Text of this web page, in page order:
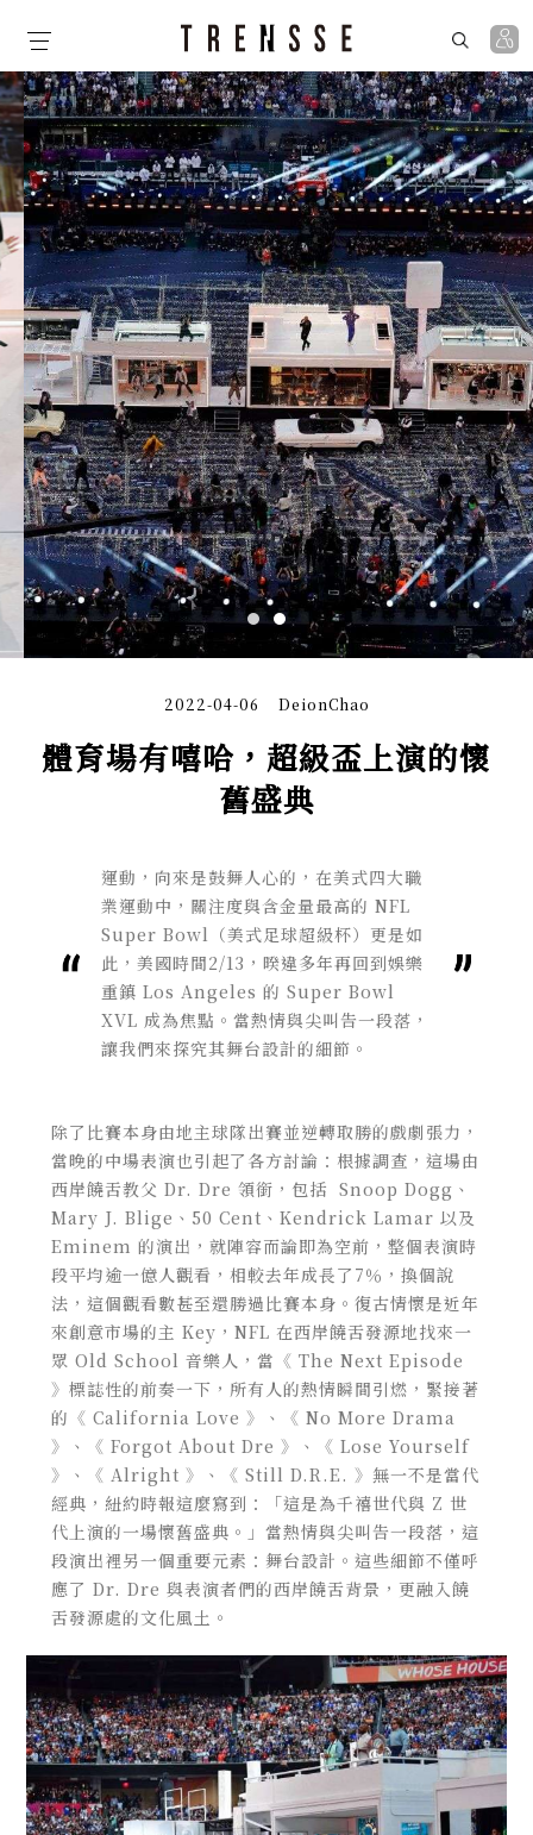
體育場有嘻哈，超級盃上演的懷
舊盛典
DeionChao
2022-04-06
運動，向來是鼓舞人心的，在美式四大職
業運動中，關注度與含金量最高的 NFL
Super Bowl（美式足球超級杯）更是如
此，美國時間2/13，暌違多年再回到娛樂
重鎮 Los Angeles 的 Super Bowl
XVL 成為焦點。當熱情與尖叫告一段落，
讓我們來探究其舞台設計的細節。
除了比賽本身由地主球隊出賽並逆轉取勝的戲劇張力，
當晚的中場表演也引起了各方討論：根據調查，這場由
西岸饒舌教父 Dr. Dre 領銜，包括 Snoop Dogg、
Mary J. Blige、50 Cent、Kendrick Lamar 以及
Eminem 的演出，就陣容而論即為空前，整個表演時
段平均逾一億人觀看，相較去年成長了7％，換個說
法，這個觀看數甚至還勝過比賽本身。復古情懷是近年
來創意市場的主 Key，NFL 在西岸饒舌發源地找來一
眾 Old School 音樂人，當《 The Next Episode
》標誌性的前奏一下，所有人的熱情瞬間引燃，緊接著
的《 California Love 》、《 No More Drama
》、《 Forgot About Dre 》、《 Lose Yourself
》、《 Alright 》、《 Still D.R.E. 》無一不是當代
經典，紐約時報這麼寫到：「這是為千禧世代與 Z 世
代上演的一場懷舊盛典。」 當熱情與尖叫告一段落，這
段演出裡另一個重要元素：舞台設計。這些細節不僅呼
應了 Dr. Dre 與表演者們的西岸饒舌背景，更融入饒
舌發源處的文化風土。